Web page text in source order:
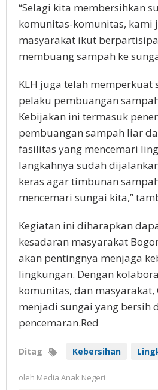
“Selagi kita membersihkan
komunitas-komunitas, kami
masyarakat ikut
membuang sampah ke
KLH juga telah memperkuat
pelaku pembuangan
Kebijakan ini termasuk
pembuangan sampah liar
fasilitas yang mencemari
langkahnya sudah
keras agar timbunan
mencemari sungai kita,”
Kegiatan ini diharapkan
kesadaran masyarakat
akan pentingnya menjaga
lingkungan. Dengan
komunitas, dan masyarakat,
menjadi sungai yang bersih
pencemaran.Red
Ditag Kebersihan
oleh Media Anak Negeri